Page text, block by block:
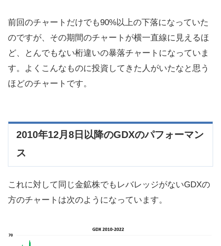
前回のチャートだけでも90%以上の下落になっていた
のですが、その期間のチャートが横一直線に見えるほ
ど、とんでもない桁違いの暴落チャートになっていま
す。よくこんなものに投資してきた人がいたなと思う
ほどのチャートです。
2010年12月8日以降のGDXのパフォーマン
ス
これに対して同じ金鉱株でもレバレッジがないGDXの
方のチャートは次のようになっています。